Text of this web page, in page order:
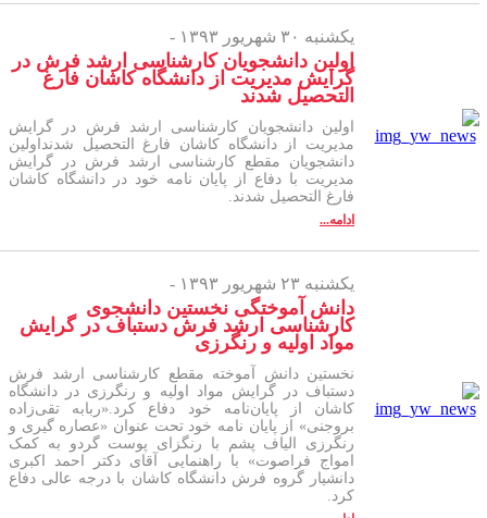
یکشنبه ۳۰ شهریور ۱۳۹۳ -
اولین دانشجویان کارشناسی ارشد فرش در
گرایش مدیریت از دانشگاه کاشان فارغ
التحصیل شدند
اولین دانشجویان کارشناسی ارشد فرش در گرایش
مدیریت از دانشگاه کاشان فارغ التحصیل شدنداولین
دانشجویان مقطع کارشناسی ارشد فرش در گرایش
مدیریت با دفاع از پایان نامه خود در دانشگاه کاشان
فارغ التحصیل شدند.
ادامه...
یکشنبه ۲۳ شهریور ۱۳۹۳ -
دانش آموختگی نخستین دانشجوی
کارشناسی ارشد فرش دستباف در گرایش
مواد اولیه و رنگرزی
نخستین دانش آموخته مقطع کارشناسی ارشد فرش
دستباف در گرایش مواد اولیه و رنگرزی در دانشگاه
کاشان از پایان‌نامه خود دفاع کرد.«ربابه تقی‌زاده
بروجنی» از پایان نامه خود تحت عنوان «عصاره گیری و
رنگرزی الیاف پشم با رنگزای پوست گردو به کمک
امواج فراصوت» با راهنمایی آقای دکتر احمد اکبری
دانشیار گروه فرش دانشگاه کاشان با درجه عالی دفاع
کرد.